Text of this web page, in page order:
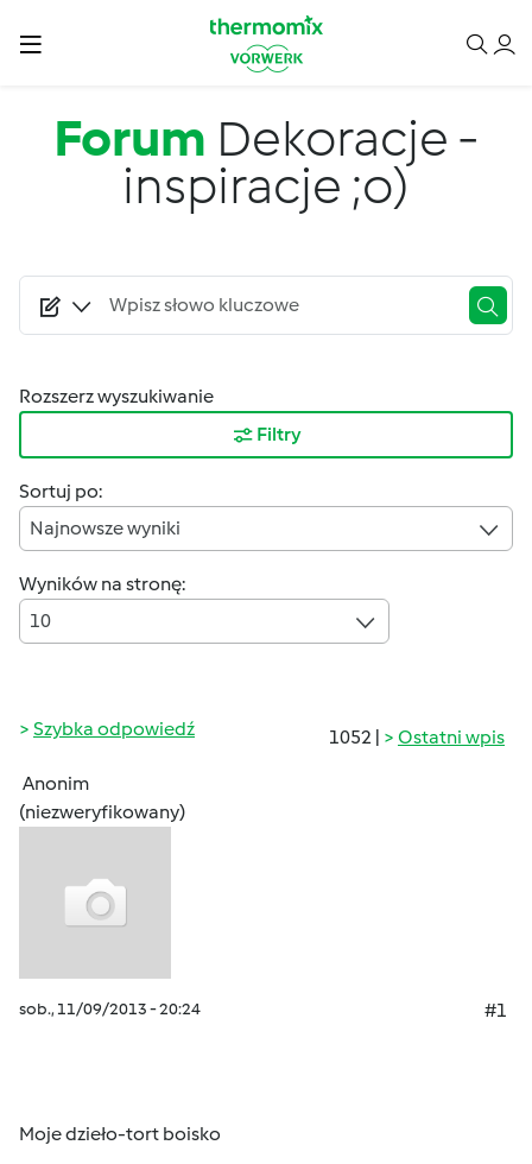
Forum Dekoracje -
inspiracje ;o)
Rozszerz wyszukiwanie
Filtry
Sortuj po:
Najnowsze wyniki
Wyników na stronę:
10
1052 | Ostatni wpis
Szybka odpowiedź
Anonim
(niezweryfikowany)
sob., 11/09/2013 - 20:24 #1
Moje dzieło-tort boisko